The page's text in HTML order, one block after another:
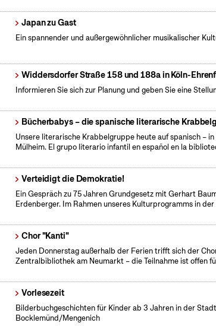
Japan zu Gast
Ein spannender und außergewöhnlicher musikalischer
Widdersdorfer Straße 158 und 188a in Köln-
Informieren Sie sich zur Planung und geben Sie eine
Bücherbabys – die spanische literarische
Unsere literarische Krabbelgruppe heute auf spanisch –
Mülheim. El grupo literario infantil en español en la
Verteidigt die Demokratie!
Ein Gespräch zu 75 Jahren Grundgesetz mit Gerhart
Erdenberger. Im Rahmen unseres Kulturprogramms in
Chor "Kanti"
Jeden Donnerstag außerhalb der Ferien trifft sich der
Zentralbibliothek am Neumarkt – die Teilnahme ist offen
Vorlesezeit
Bilderbuchgeschichten für Kinder ab 3 Jahren in der
Bocklemünd/Mengenich